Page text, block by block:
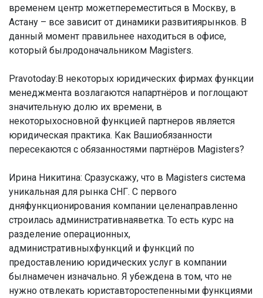
временем центр можетпереместиться в Москву, в
Астану – все зависит от динамики развитиярынков. В
данный момент правильнее находиться в офисе,
который былродоначальником Magisters.
Pravotoday:В некоторых юридических фирмах функции
менеджмента возлагаются напартнёров и поглощают
значительную долю их времени, в
некоторыхосновной функцией партнеров является
юридическая практика. Как Вашиобязанности
пересекаются с обязанностями партнёров Magisters?
Ирина Никитина: Сразускажу, что в Magisters система
уникальная для рынка СНГ. С первого
дняфункционирования компании целенаправленно
строилась административнаяветка. То есть курс на
разделение операционных,
административныхфункций и функций по
предоставлению юридических услуг в компании
былнамечен изначально. Я убеждена в том, что не
нужно отвлекать юриставторостепенными функциями